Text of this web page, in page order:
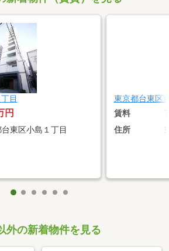
目
円
東区小島１丁目
東京都台東区
賃料
住所
外の新着物件を見る